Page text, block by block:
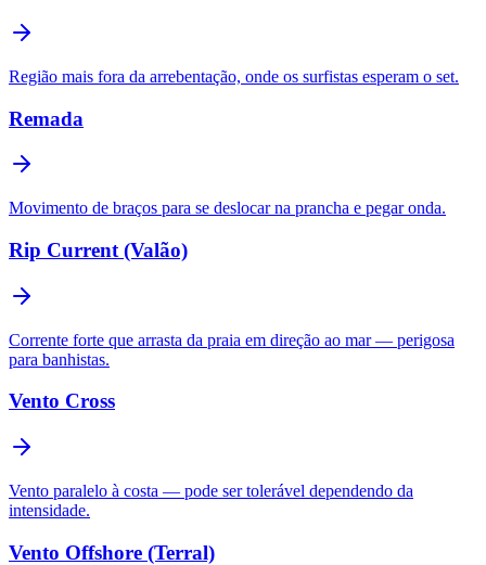
Região mais fora da arrebentação, onde os surfistas esperam o set.
Remada
Movimento de braços para se deslocar na prancha e pegar onda.
Rip Current (Valão)
Corrente forte que arrasta da praia em direção ao mar — perigosa
para banhistas.
Vento Cross
Vento paralelo à costa — pode ser tolerável dependendo da
intensidade.
Vento Offshore (Terral)